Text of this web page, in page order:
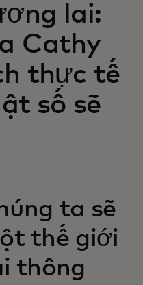
mới
lai:
Cathy
thực tế
số sẽ
ta sẽ
thế giới
thông